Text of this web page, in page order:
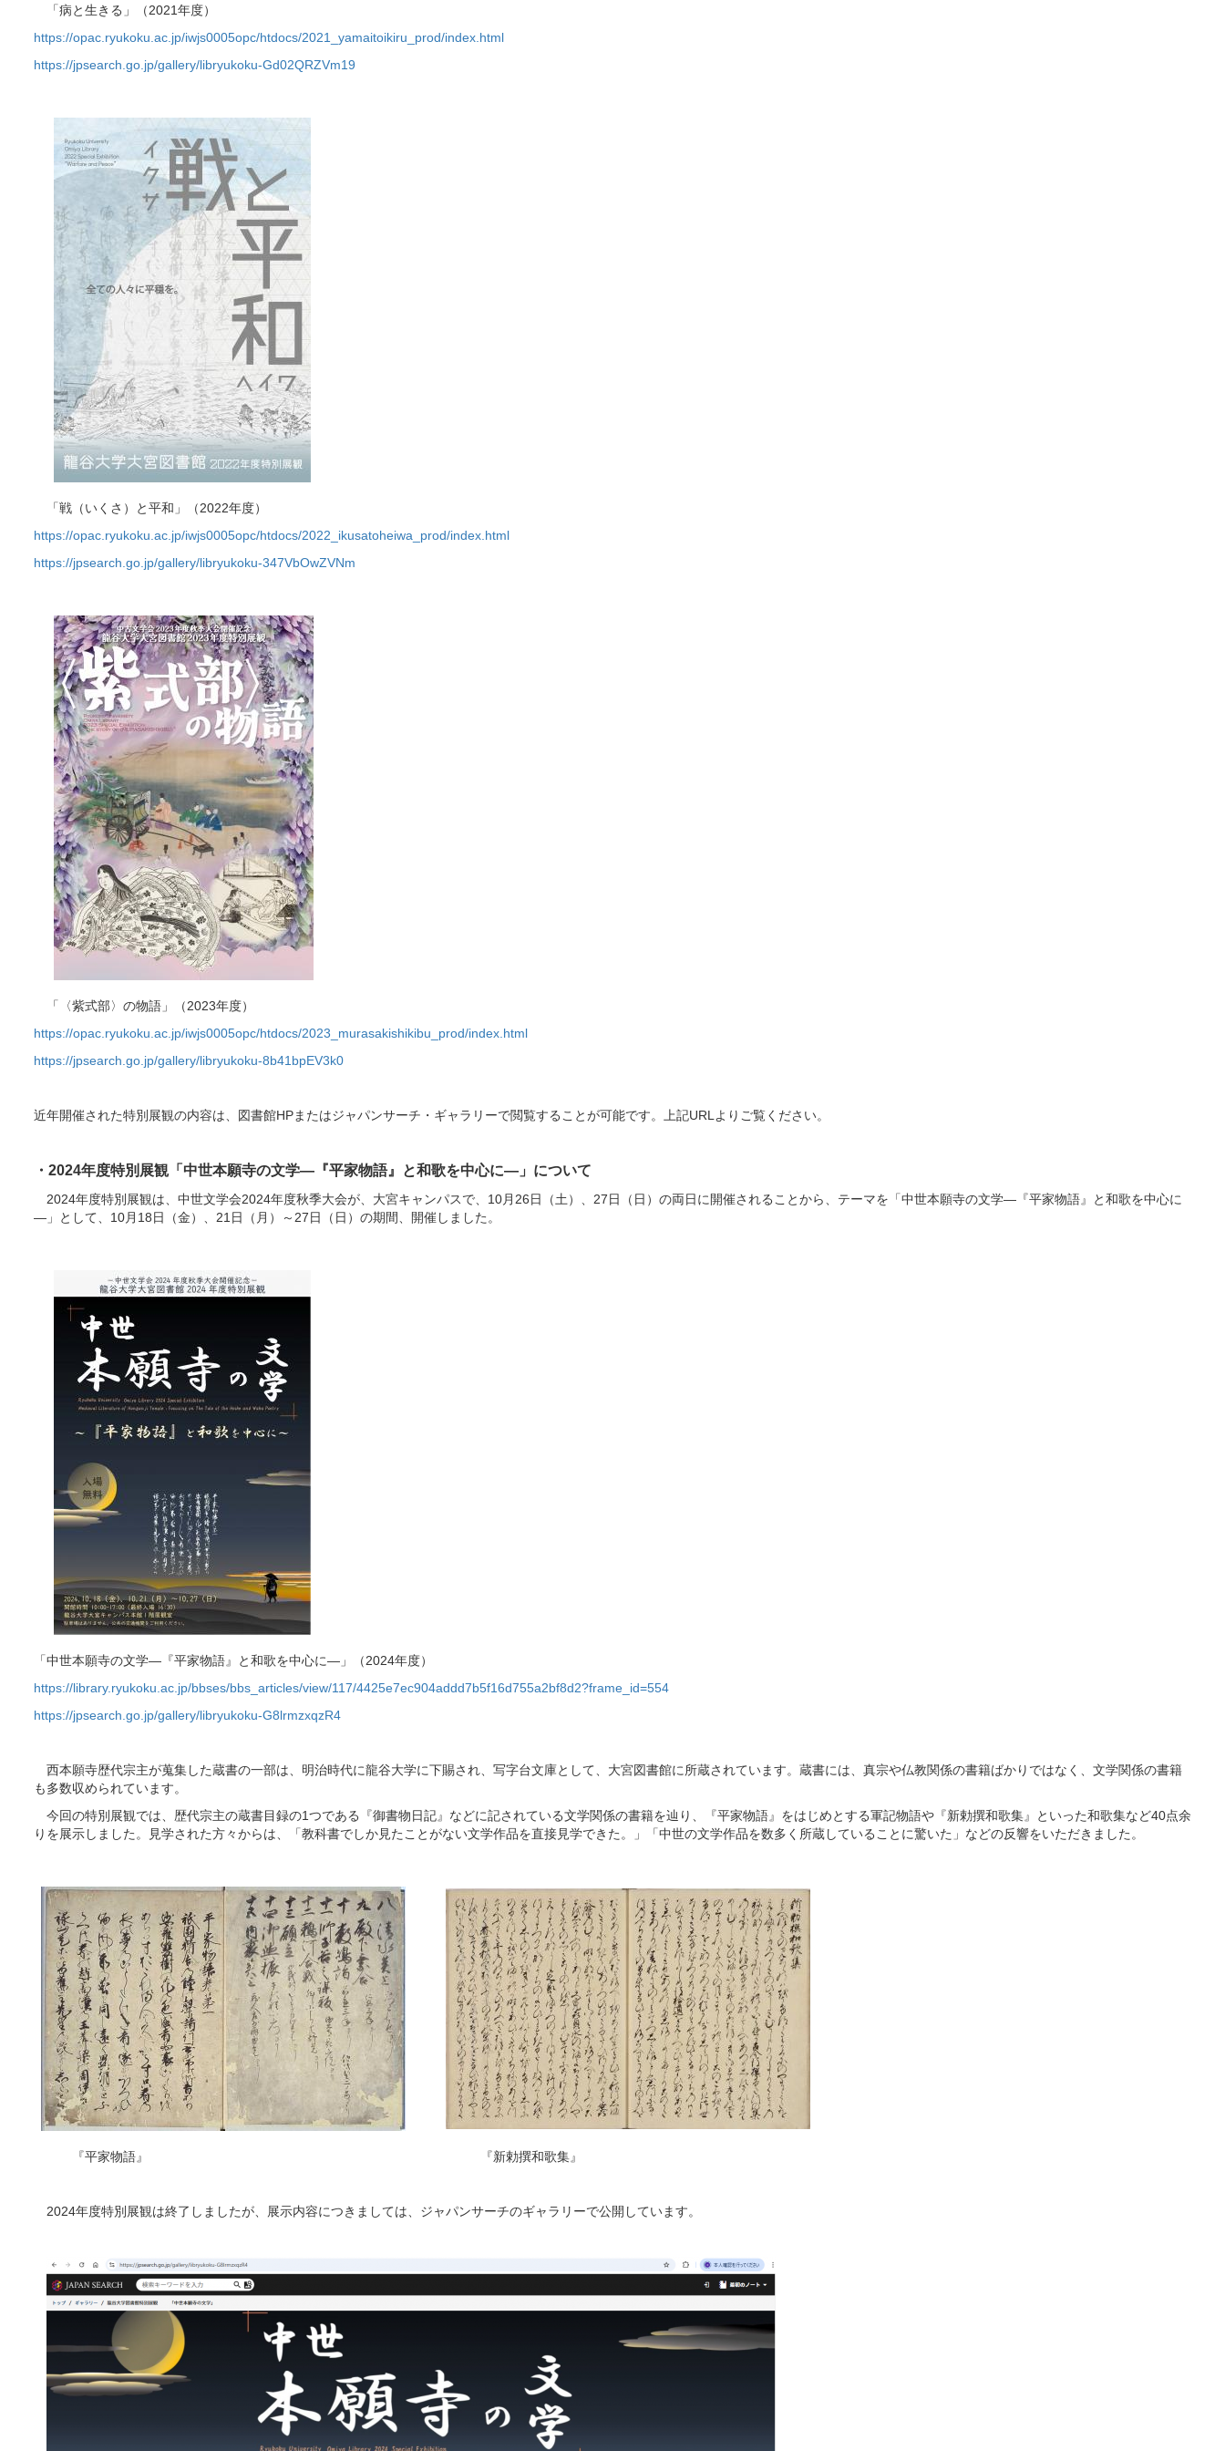
「病と生きる」（2021年度）
https://opac.ryukoku.ac.jp/iwjs0005opc/htdocs/2021_yamaitoikiru_prod/index.html
https://jpsearch.go.jp/gallery/libryukoku-Gd02QRZVm19
「戦（いくさ）と平和」（2022年度）
https://opac.ryukoku.ac.jp/iwjs0005opc/htdocs/2022_ikusatoheiwa_prod/index.html
https://jpsearch.go.jp/gallery/libryukoku-347VbOwZVNm
「〈紫式部〉の物語」（2023年度）
https://opac.ryukoku.ac.jp/iwjs0005opc/htdocs/2023_murasakishikibu_prod/index.html
https://jpsearch.go.jp/gallery/libryukoku-8b41bpEV3k0
近年開催された特別展観の内容は、図書館HPまたはジャパンサーチ・ギャラリーで閲覧することが可能です。上記URLよりご覧ください。
・2024年度特別展観「中世本願寺の文学―『平家物語』と和歌を中心に―」について
2024年度特別展観は、中世文学会2024年度秋季大会が、大宮キャンパスで、10月26日（土）、27日（日）の両日に開催されることから、テーマを「中世本願寺の文学―『平家物語』と和歌を中心に
―」として、10月18日（金）、21日（月）～27日（日）の期間、開催しました。
「中世本願寺の文学―『平家物語』と和歌を中心に―」（2024年度）
https://library.ryukoku.ac.jp/bbses/bbs_articles/view/117/4425e7ec904addd7b5f16d755a2bf8d2?frame_id=554
https://jpsearch.go.jp/gallery/libryukoku-G8lrmzxqzR4
西本願寺歴代宗主が蒐集した蔵書の一部は、明治時代に龍谷大学に下賜され、写字台文庫として、大宮図書館に所蔵されています。蔵書には、真宗や仏教関係の書籍ばかりではなく、文学関係の書籍
も多数収められています。
今回の特別展観では、歴代宗主の蔵書目録の1つである『御書物日記』などに記されている文学関係の書籍を辿り、『平家物語』をはじめとする軍記物語や『新勅撰和歌集』といった和歌集など40点余
りを展示しました。見学された方々からは、「教科書でしか見たことがない文学作品を直接見学できた。」「中世の文学作品を数多く所蔵していることに驚いた」などの反響をいただきました。
『平家物語』 『新勅撰和歌集』
2024年度特別展観は終了しましたが、展示内容につきましては、ジャパンサーチのギャラリーで公開しています。